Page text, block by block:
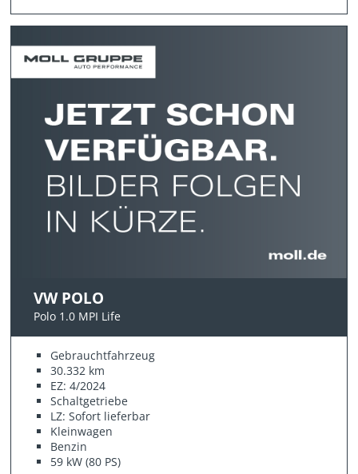
VW POLO
Polo 1.0 MPI Life
Gebrauchtfahrzeug
30.332 km
EZ: 4/2024
Schaltgetriebe
LZ: Sofort lieferbar
Kleinwagen
Benzin
59 kW (80 PS)